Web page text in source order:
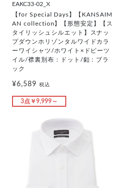
EAKC33-02_X
【for Special Days】【KANSAIM
AN collection】【形態安定】【ス
タイリッシュシルエット】スナッ
プダウンホリゾンタルワイドカラ
ーワイシャツ/ホワイト×ドビーツ
イル/襟裏別布：ドット/釦：ブラ
ック
¥6,589 税込
3点￥9,999～